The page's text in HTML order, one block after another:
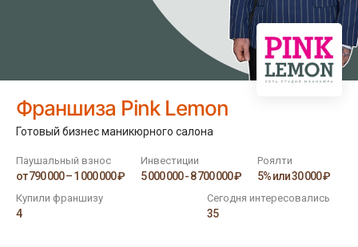
Франшиза Pink Lemon
Готовый бизнес маникюрного салона
Паушальный взнос
от 790 000 – 1 000 000 ₽
Инвестиции
5 000 000 - 8 700 000 ₽
Роялти
5% или 30 000 ₽
Купили франшизу
4
Сегодня интересовались
35